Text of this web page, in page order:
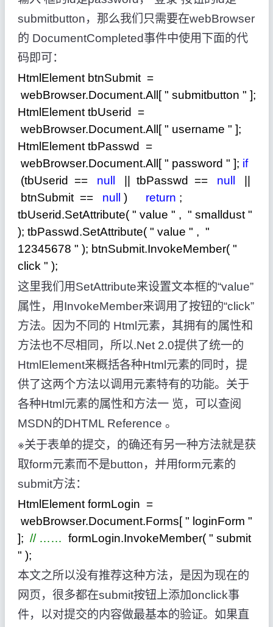
submitbutton，那么我们只需要在webBrowser
的 DocumentCompleted事件中使用下面的代
码即可：
HtmlElement btnSubmit =
webBrowser.Document.All[ " submitbutton " ];
HtmlElement tbUserid
=
webBrowser.Document.All[ " username " ];
HtmlElement tbPasswd
=
webBrowser.Document.All[ " password " ]; if
(tbUserid
== null tbPasswd == null
btnSubmit == null ) return ;
tbUserid.SetAttribute( " value " , " smalldust "
); tbPasswd.SetAttribute( " value " , "
12345678 " ); btnSubmit.InvokeMember( "
click " );
这里我们用SetAttribute来设置文本框的“value”
属性，用InvokeMember来调用了按钮的“click”
方法。因为不同的 Html元素，其拥有的属性和
方法也不尽相同，所以.Net 2.0提供了统一的
HtmlElement来概括各种Html元素的同时，提
供了这两个方法以调用元素特有的功能。关于
各种Html元素的属性和方法一 览，可以查阅
MSDN的DHTML Reference 。
※关于表单的提交，的确还有另一种方法就是获
取form元素而不是button，并用form元素的
submit方法：
HtmlElement formLogin =
webBrowser.Document.Forms[ " loginForm "
]; // …… formLogin.InvokeMember( " submit
" );
本文之所以没有推荐这种方法，是因为现在的
网页，很多都在submit按钮上添加onclick事
件，以对提交的内容做最基本的验证。如果直